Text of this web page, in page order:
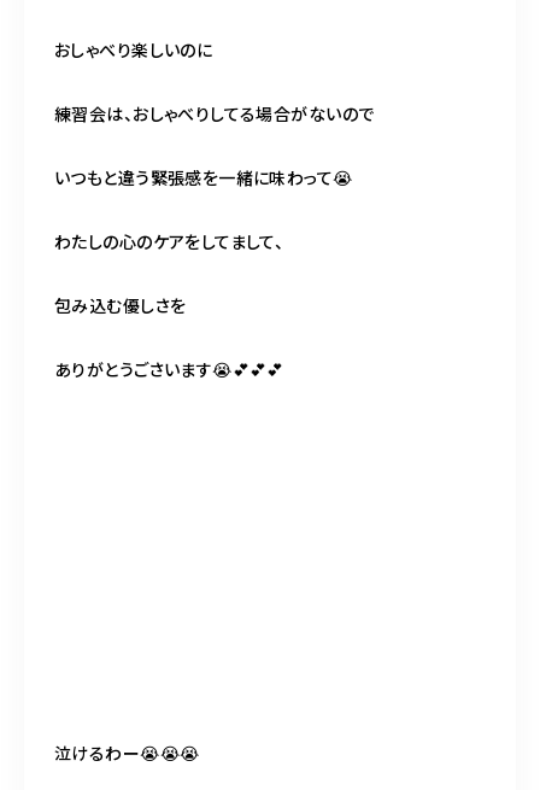
おしゃべり楽しいのに
練習会は、おしゃべりしてる場合がないので
いつもと違う緊張感を一緒に味わって😭
わたしの心のケアをしてまして、
包み込む優しさを
ありがとうごさいます😭💕💕💕
泣けるわー😭😭😭